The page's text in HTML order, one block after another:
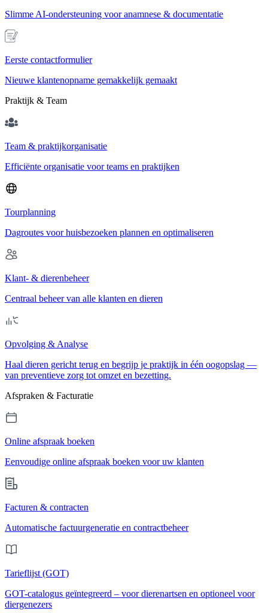
Slimme AI-ondersteuning voor anamnese & documentatie
Eerste contactformulier
Nieuwe klantenopname gemakkelijk gemaakt
Praktijk & Team
Team & praktijkorganisatie
Efficiënte organisatie voor teams en praktijken
Tourplanning
Dagroutes voor huisbezoeken plannen en optimaliseren
Klant- & dierenbeheer
Centraal beheer van alle klanten en dieren
Opvolging & Analyse
Haal dieren gericht terug en begrijp je praktijk in één oogopslag —
van preventieve zorg tot omzet en bezetting.
Afspraken & Facturatie
Online afspraak boeken
Eenvoudige online afspraak boeken voor uw klanten
Facturen & contracten
Automatische factuurgeneratie en contractbeheer
Tarieflijst (GOT)
GOT-catalogus geïntegreerd – voor dierenartsen en optioneel voor
diergenezers